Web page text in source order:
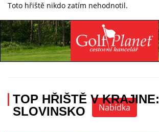
Toto hřiště nikdo zatím nehodnotil.
Nabídka
TOP HŘIŠTĚ V KRAJINE:
SLOVINSKO